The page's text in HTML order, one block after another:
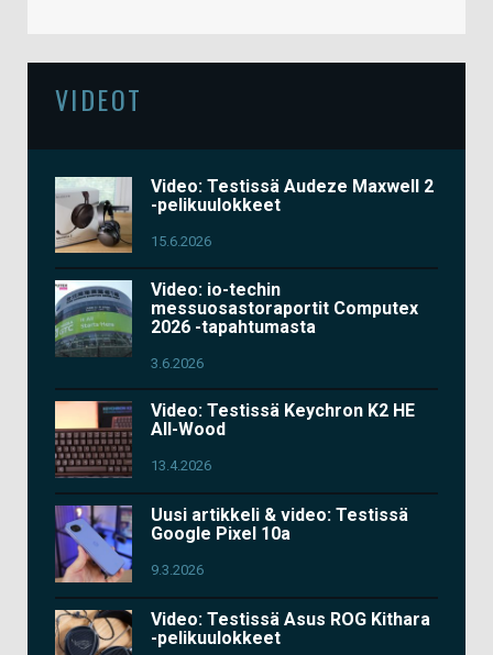
VIDEOT
Video: Testissä Audeze Maxwell 2
-pelikuulokkeet
15.6.2026
Video: io-techin
messuosastoraportit Computex
2026 -tapahtumasta
3.6.2026
Video: Testissä Keychron K2 HE
All-Wood
13.4.2026
Uusi artikkeli & video: Testissä
Google Pixel 10a
9.3.2026
Video: Testissä Asus ROG Kithara
-pelikuulokkeet